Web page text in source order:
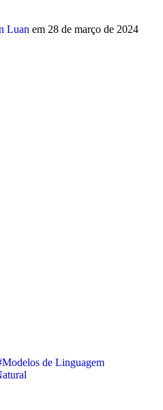
Luan em 28 de março de 2024
de Linguagem